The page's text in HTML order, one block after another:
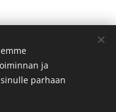
pidätetään.
ja
parhaan